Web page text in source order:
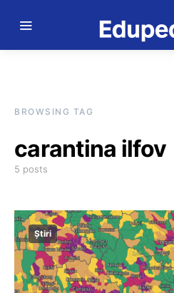
BROWSING TAG
carantina ilfov
5 posts
Știri